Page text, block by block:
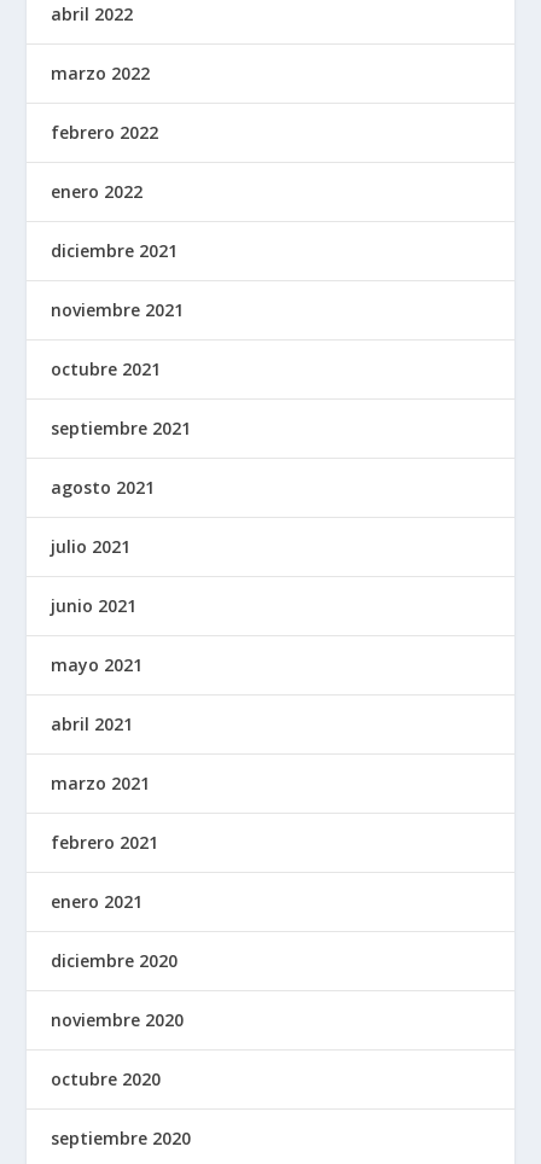
abril 2022
marzo 2022
febrero 2022
enero 2022
diciembre 2021
noviembre 2021
octubre 2021
septiembre 2021
agosto 2021
julio 2021
junio 2021
mayo 2021
abril 2021
marzo 2021
febrero 2021
enero 2021
diciembre 2020
noviembre 2020
octubre 2020
septiembre 2020